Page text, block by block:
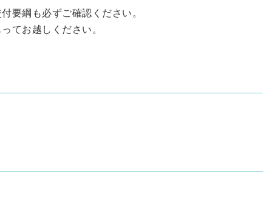
要綱も必ずご確認ください。
てお越しください。